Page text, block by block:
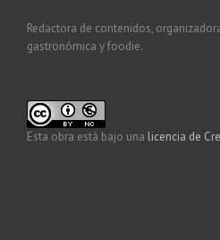
Redactora de contenidos,
gastronómica y foodie.
Esta obra está bajo una licencia de